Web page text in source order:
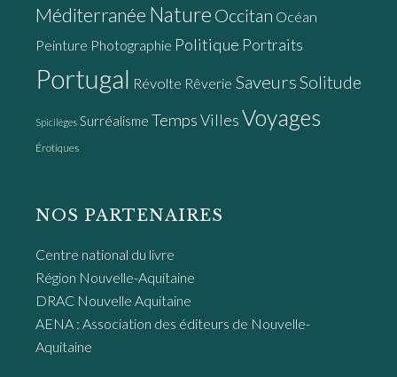
Méditerranée Nature Occitan Océan
Peinture Photographie Politique Portraits
Portugal Révolte Rêverie Saveurs Solitude
Spicilèges Surréalisme TempsVillesVoyages
Érotiques
NOS PARTENAIRES
Centre national du livre
Région Nouvelle-Aquitaine
DRAC Nouvelle Aquitaine
AENA : Association des éditeurs de Nouvelle-
Aquitaine